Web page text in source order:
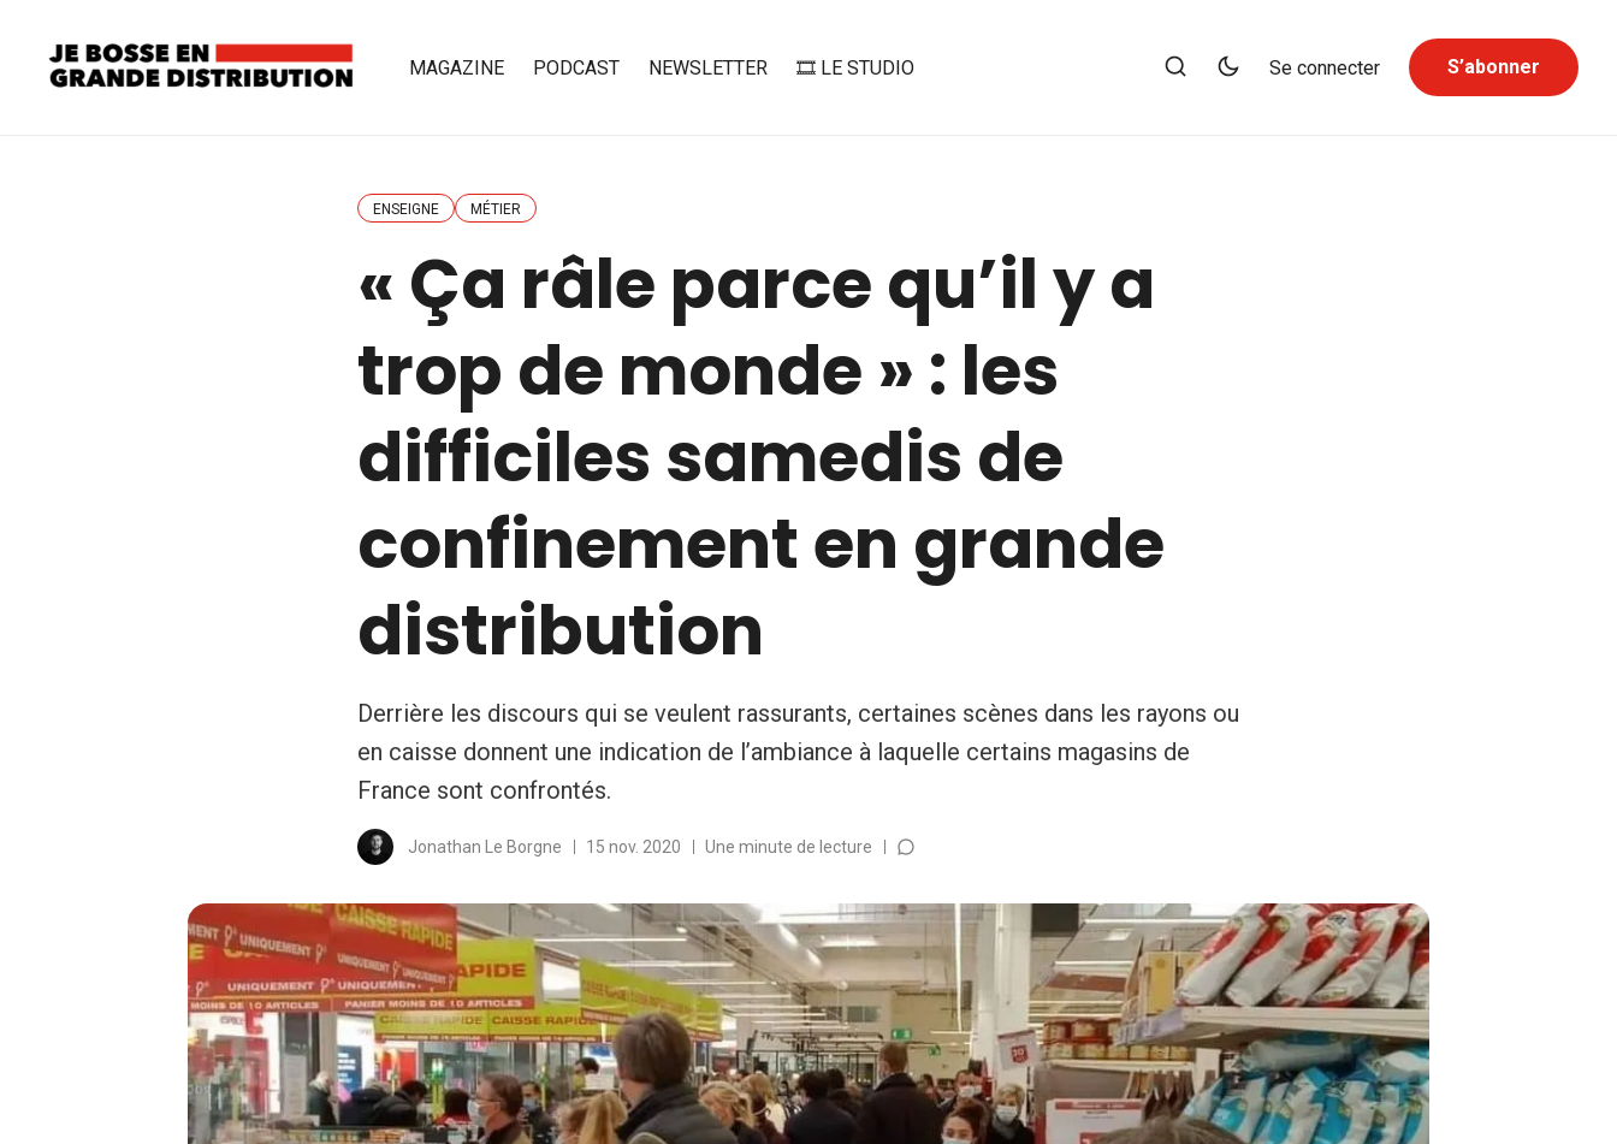
MAGAZINE PODCAST NEWSLETTER 🎞️ LE STUDIO Se connecter S’abonner
ENSEIGNE MÉTIER
« Ça râle parce qu’il y a
trop de monde » : les
difficiles samedis de
confinement en grande
distribution
Derrière les discours qui se veulent rassurants, certaines scènes dans les rayons ou
en caisse donnent une indication de l’ambiance à laquelle certains magasins de
France sont confrontés.
Jonathan Le Borgne 15 nov. 2020 Une minute de lecture